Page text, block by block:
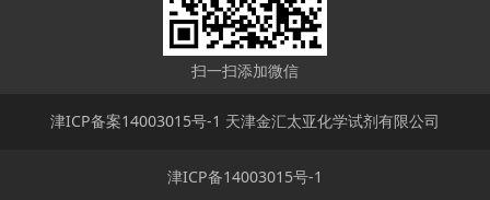
扫一扫添加微信
津ICP备案14003015号-1 天津金汇太亚化学试剂有限公司
津ICP备14003015号-1